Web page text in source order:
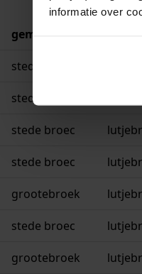
informatie over
gemeente
stede broec
stede broec
stede broec
stede broec
grootebroek
stede broec
grootebroek